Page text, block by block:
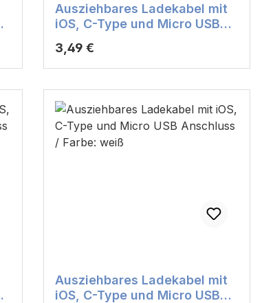
Ausziehbares Ladekabel mit
iOS, C-Type und Micro USB
Regulärer Preis:
3,49 €
Ausziehbares Ladekabel mit
iOS, C-Type und Micro USB